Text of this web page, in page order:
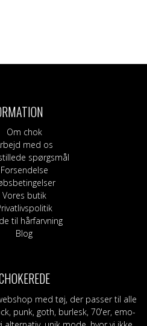
Om chok
med os
spørgsmål
Forsendelse
Vores butik
til hårfarvning
Blog
med tøj, der passer til alle
punk, goth, burlesk, 70'er, emo-